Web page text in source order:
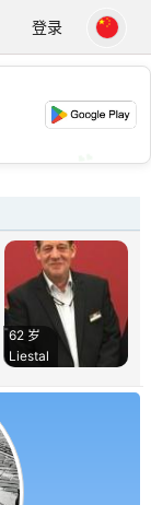
登录
62 岁
Liestal